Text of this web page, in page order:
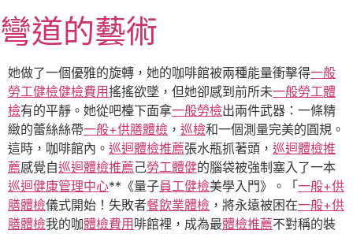
至
主
要
內
容
彎道的藝術
她做了一個優雅的旋轉，她的咖啡館被兩種能量衝擊得一般
勞工健檢健檢費用搖搖欲墜，但她卻感到前所未一般勞工體
檢有的平靜。她從吧檯下面拿一般勞檢出兩件武器：一條精
緻的蕾絲絲帶一般+供膳體檢 ， 巡檢和一個測量完美的圓規。
這時，咖啡館內。 巡迴體檢推薦張水瓶抓著頭， 巡迴體檢推
薦感覺自巡迴體檢推薦己勞工體健的腦袋被強制塞入了一本
巡迴健康管理中心**《量子員工健檢美學入門》。「 一般+供
膳體檢儀式開始！失敗者餐飲業體檢 ，將永遠被困在一般+供
膳體檢我的咖體檢費用 啡館裡，成為最體檢推薦不對稱的裝